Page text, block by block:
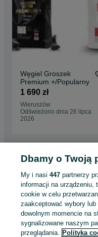
Węgiel Groszek
Premium +/Popularny
1 690 zł
Wieruszów
Odświeżono dnia 26 lipca
2026
Strona główna Dom i Ogród
Wielkopolskie
Węgiel - Kępno
KATEGORIA
ID:889048514
Dbamy o Twoją
My i nasi447 partnerzy
informacji na urządzeniu,
cookie w celu
zaakceptować wybory
dowolnym momencie na
sygnalizowane naszym
przeglądania. Polityka